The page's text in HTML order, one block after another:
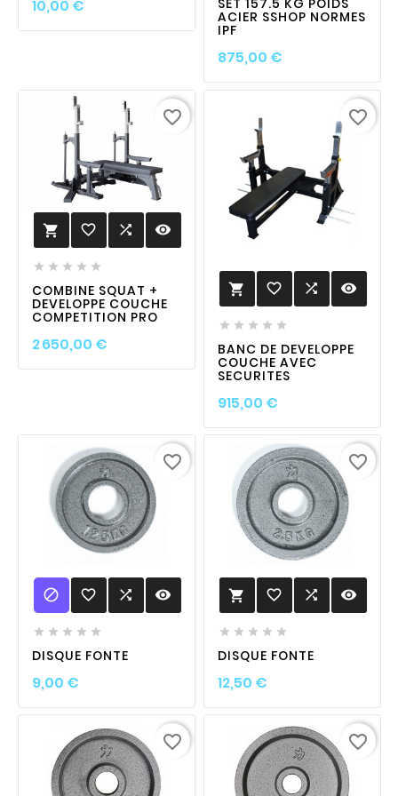
10,00 € SET 157.5 KG POIDS
ACIER SSHOP NORMES
IPF
875,00 €Prix
 favorite_border  visibility
    
COMBINE SQUAT +
DEVELOPPE COUCHE
COMPETITION PRO
2 650,00 €Prix
favorite_border
 favorite_border  visibility
    
BANC DE DEVELOPPE
COUCHE AVEC
SECURITES
915,00 €Prix
favorite_border
 favorite_border  visibility
    
DISQUE FONTE
9,00 €Prix
favorite_border
 favorite_border  visibility
    
DISQUE FONTE
12,50 €Prix
favorite_border
favorite_border favorite_border